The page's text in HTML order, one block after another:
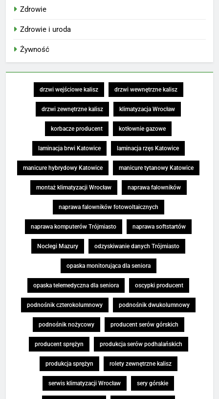
Zdrowie
Zdrowie i uroda
Żywność
drzwi wejściowe kalisz drzwi wewnętrzne kalisz
drzwi zewnętrzne kalisz klimatyzacja Wrocław
korbacze producent kotłownie gazowe
laminacja brwi Katowice laminacja rzęs Katowice
manicure hybrydowy Katowice manicure tytanowy Katowice
montaż klimatyzacji Wrocław naprawa falowników
naprawa falowników fotowoltaicznych
naprawa komputerów Trójmiasto naprawa softstartów
Noclegi Mazury odzyskiwanie danych Trójmiasto
opaska monitorująca dla seniora
opaska telemedyczna dla seniora oscypki producent
podnośnik czterokolumnowy podnośnik dwukolumnowy
podnośnik nożycowy producent serów górskich
producent sprężyn produkcja serów podhalańskich
produkcja sprężyn rolety zewnętrzne kalisz
serwis klimatyzacji Wrocław sery górskie